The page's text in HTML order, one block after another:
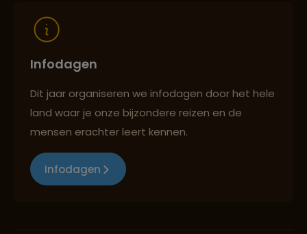
Infodagen
Dit jaar organiseren we infodagen door het hele
land waar je onze bijzondere reizen en de
mensen erachter leert kennen.
Infodagen